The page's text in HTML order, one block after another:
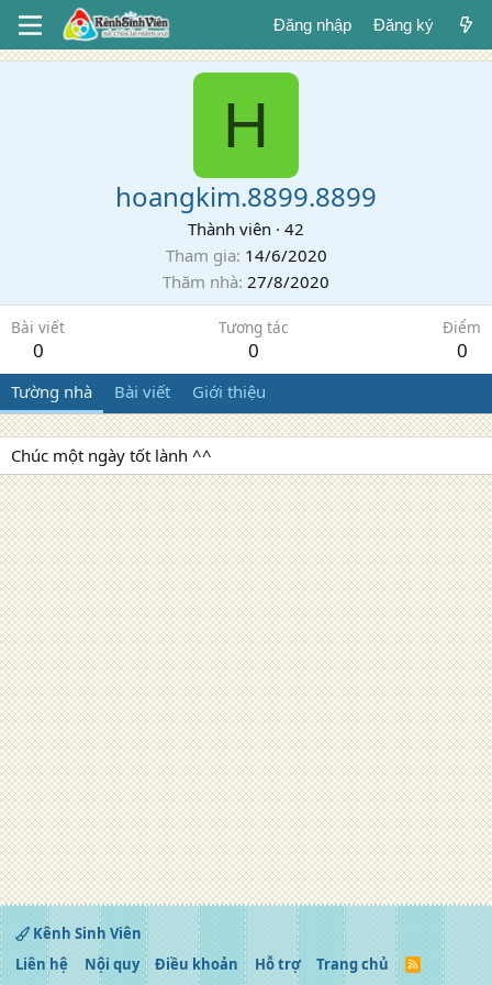
Đăng nhập Đăng ký
H
hoangkim.8899.8899
Thành viên · 42
Tham gia 14/6/2020
Thăm nhà 27/8/2020
Bài viết
0
Tương tác
0
Điểm
0
Tường nhà Bài viết Giới thiệu
Chúc một ngày tốt lành ^^
Kênh Sinh Viên
Liên hệ
Nội quy Điều khoản Hỗ trợ Trang chủ
R